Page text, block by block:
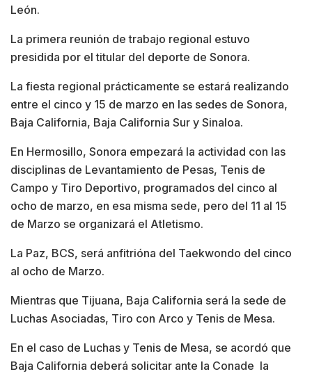
León.
La primera reunión de trabajo regional estuvo
presidida por el titular del deporte de Sonora.
La fiesta regional prácticamente se estará realizando
entre el cinco y 15 de marzo en las sedes de Sonora,
Baja California, Baja California Sur y Sinaloa.
En Hermosillo, Sonora empezará la actividad con las
disciplinas de Levantamiento de Pesas, Tenis de
Campo y Tiro Deportivo, programados del cinco al
ocho de marzo, en esa misma sede, pero del 11 al 15
de Marzo se organizará el Atletismo.
La Paz, BCS, será anfitrióna del Taekwondo del cinco
al ocho de Marzo.
Mientras que Tijuana, Baja California será la sede de
Luchas Asociadas, Tiro con Arco y Tenis de Mesa.
En el caso de Luchas y Tenis de Mesa, se acordó que
Baja California deberá solicitar ante la Conade la